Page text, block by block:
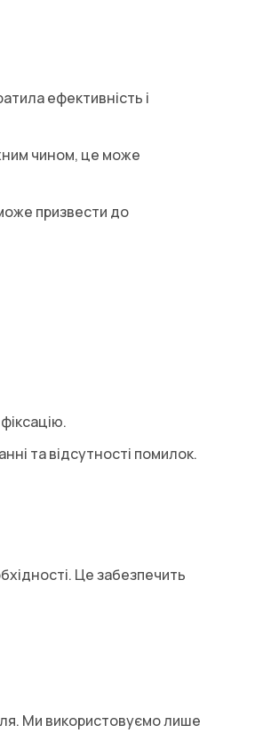
ефективність і
чином, це може
призвести до
та відсутності помилок.
Це забезпечить
Ми використовуємо лише